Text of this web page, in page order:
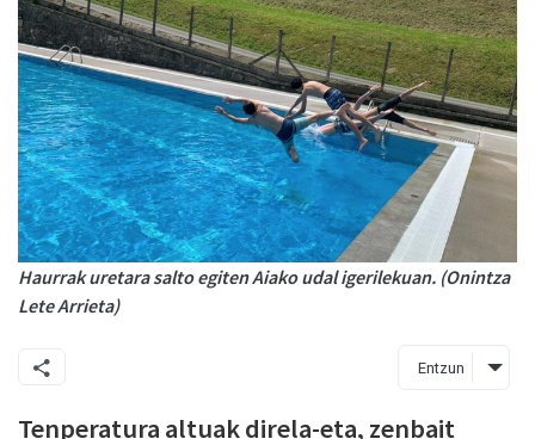
Haurrak uretara salto egiten Aiako udal igerilekuan. (Onintza
Lete Arrieta)
Entzun
Tenperatura altuak direla-eta, zenbait